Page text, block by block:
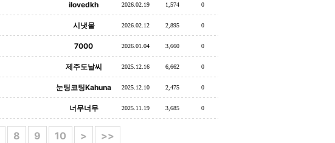
ilovedkh 2026.02.19 1,574 0
시냇물 2026.02.12 2,895 0
7000 2026.01.04 3,660 0
제주도날씨 2025.12.16 6,662 0
눈팅코팅Kahuna 2025.12.10 2,475 0
너무너무 2025.11.19 3,685 0
8 9 10 > >>